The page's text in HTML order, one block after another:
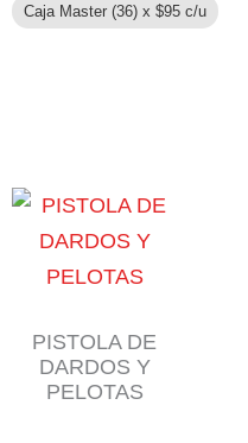
Caja Master (36) x $95 c/u
PISTOLA DE
DARDOS Y
PELOTAS